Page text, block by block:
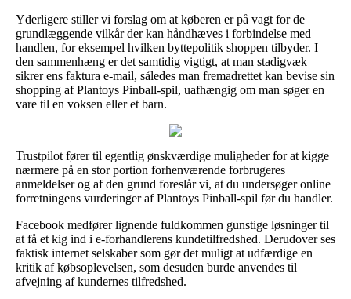
Yderligere stiller vi forslag om at køberen er på vagt for de
grundlæggende vilkår der kan håndhæves i forbindelse med
handlen, for eksempel hvilken byttepolitik shoppen tilbyder. I
den sammenhæng er det samtidig vigtigt, at man stadigvæk
sikrer ens faktura e-mail, således man fremadrettet kan bevise sin
shopping af Plantoys Pinball-spil, uafhængig om man søger en
vare til en voksen eller et barn.
Trustpilot fører til egentlig ønskværdige muligheder for at kigge
nærmere på en stor portion forhenværende forbrugeres
anmeldelser og af den grund foreslår vi, at du undersøger online
forretningens vurderinger af Plantoys Pinball-spil før du handler.
Facebook medfører lignende fuldkommen gunstige løsninger til
at få et kig ind i e-forhandlerens kundetilfredshed. Derudover ses
faktisk internet selskaber som gør det muligt at udfærdige en
kritik af købsoplevelsen, som desuden burde anvendes til
afvejning af kundernes tilfredshed.